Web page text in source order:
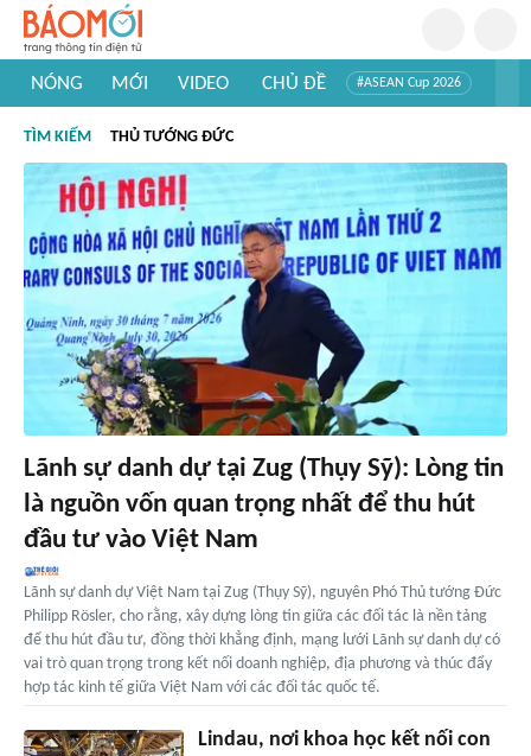
NÓNG MỚI VIDEO CHỦ ĐỀ #ASEAN Cup 2026
#Khám phá thế giới
TÌM KIẾM THỦ TƯỚNG ĐỨC
Lãnh sự danh dự tại Zug (Thụy Sỹ): Lòng tin
là nguồn vốn quan trọng nhất để thu hút
đầu tư vào Việt Nam
Lãnh sự danh dự Việt Nam tại Zug (Thụy Sỹ), nguyên Phó Thủ tướng Đức
Philipp Rösler, cho rằng, xây dựng lòng tin giữa các đối tác là nền tảng
để thu hút đầu tư, đồng thời khẳng định, mạng lưới Lãnh sự danh dự có
vai trò quan trọng trong kết nối doanh nghiệp, địa phương và thúc đẩy
hợp tác kinh tế giữa Việt Nam với các đối tác quốc tế.
Lindau, nơi khoa học kết nối con